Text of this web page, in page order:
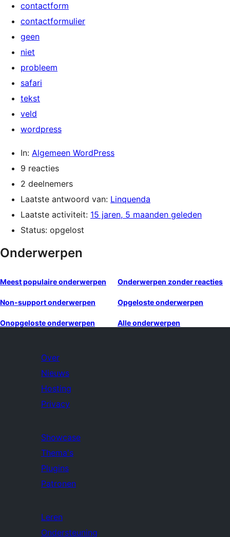
contactform
contactformulier
geen
niet
probleem
safari
tekst
veld
wordpress
In: Algemeen WordPress
9 reacties
2 deelnemers
Laatste antwoord van: Linquenda
Laatste activiteit: 15 jaren, 5 maanden geleden
Status: opgelost
Onderwerpen
Meest populaire onderwerpen Onderwerpen zonder reacties
Non-support onderwerpen Opgeloste onderwerpen
Onopgeloste onderwerpen Alle onderwerpen
Over
Nieuws
Hosting
Privacy
Showcase
Thema's
Plugins
Patronen
Leren
Ondersteuning